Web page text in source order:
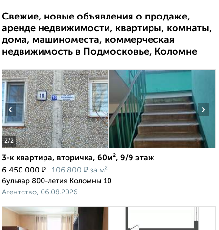
Свежие, новые объявления о продаже,
аренде недвижимости, квартиры, комнаты,
дома, машиноместа, коммерческая
недвижимость в Подмосковье, Коломне
2/2
‹ ›
3-к квартира, вторичка, 60м², 9/9 этаж
6 450 000 ₽ 106 800 ₽ за м²
бульвар 800-летия Коломны 10
Агентство, 06.08.2026